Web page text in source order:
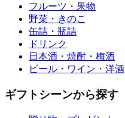
フルーツ・果物
野菜・きのこ
缶詰・瓶詰
ドリンク
日本酒・焼酎・梅酒
ビール・ワイン・洋酒
ギフトシーンから探す